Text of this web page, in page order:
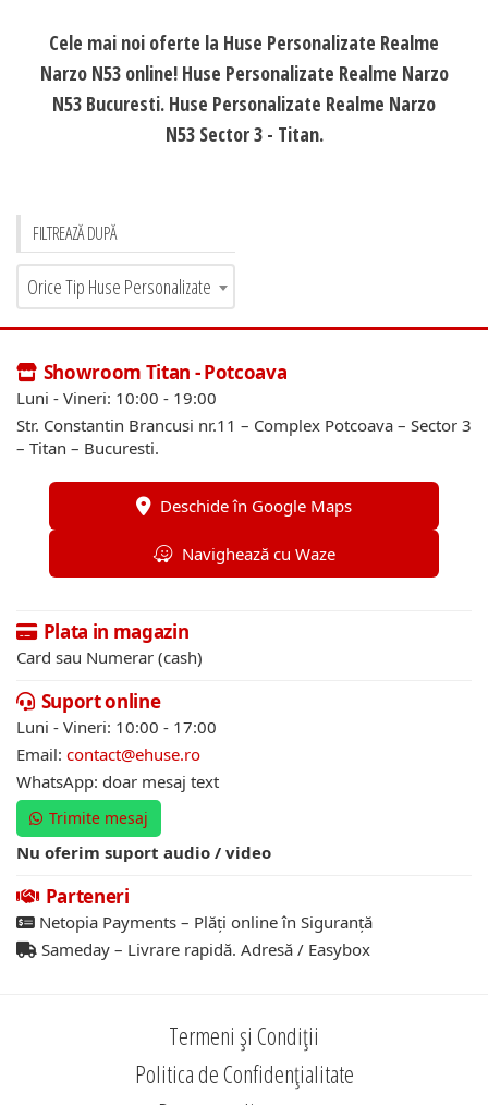
Cele mai noi oferte la Huse Personalizate Realme
Narzo N53 online! Huse Personalizate Realme Narzo
N53 Bucuresti. Huse Personalizate Realme Narzo
N53 Sector 3 - Titan.
FILTREAZĂ DUPĂ
Orice Tip Huse Personalizate
Showroom Titan - Potcoava
Luni - Vineri: 10:00 - 19:00
Str. Constantin Brancusi nr.11 – Complex Potcoava – Sector 3
– Titan – Bucuresti.
Deschide în Google Maps
Navighează cu Waze
Plata in magazin
Card sau Numerar (cash)
Suport online
Luni - Vineri: 10:00 - 17:00
Email: contact@ehuse.ro
WhatsApp: doar mesaj text
Trimite mesaj
Nu oferim suport audio / video
Parteneri
Netopia Payments – Plăți online în Siguranță
Sameday – Livrare rapidă. Adresă / Easybox
Termeni și Condiții
Politica de Confidențialitate